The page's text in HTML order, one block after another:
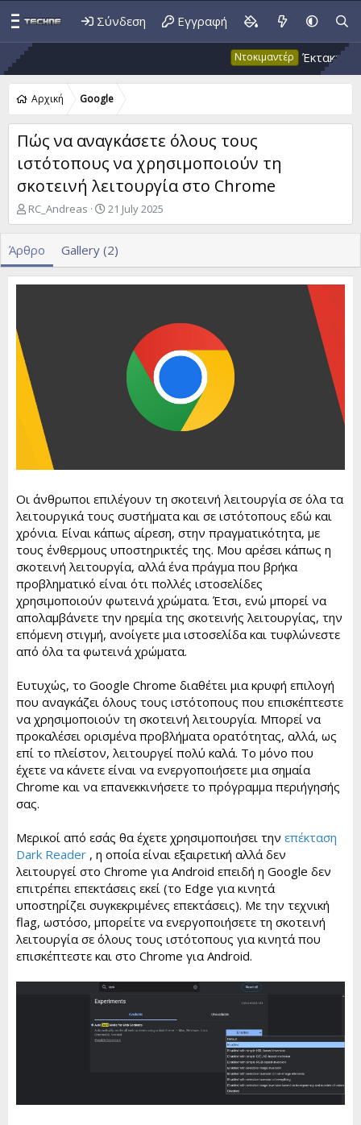
Σύνδεση Εγγραφή
Ντοκιμαντέρ Έκτακτο 53:
Αρχική Google
Πώς να αναγκάσετε όλους τους
ιστότοπους να χρησιμοποιούν τη
σκοτεινή λειτουργία στο Chrome
A
u
h
o
r
RC_Andreas
P
u
l
i
s
21 July 2025
Άρθρο Gallery (2)
Οι άνθρωποι επιλέγουν τη σκοτεινή λειτουργία σε όλα τα
λειτουργικά τους συστήματα και σε ιστότοπους εδώ και
χρόνια. Είναι κάπως αίρεση, στην πραγματικότητα, με
τους ένθερμους υποστηρικτές της. Μου αρέσει κάπως η
σκοτεινή λειτουργία, αλλά ένα πράγμα που βρήκα
προβληματικό είναι ότι πολλές ιστοσελίδες
χρησιμοποιούν φωτεινά χρώματα. Έτσι, ενώ μπορεί να
απολαμβάνετε την ηρεμία της σκοτεινής λειτουργίας, την
επόμενη στιγμή, ανοίγετε μια ιστοσελίδα και τυφλώνεστε
από όλα τα φωτεινά χρώματα.
Ευτυχώς, το Google Chrome διαθέτει μια κρυφή επιλογή
που αναγκάζει όλους τους ιστότοπους που επισκέπτεστε
να χρησιμοποιούν τη σκοτεινή λειτουργία. Μπορεί να
προκαλέσει ορισμένα προβλήματα ορατότητας, αλλά, ως
επί το πλείστον, λειτουργεί πολύ καλά. Το μόνο που
έχετε να κάνετε είναι να ενεργοποιήσετε μια σημαία
Chrome και να επανεκκινήσετε το πρόγραμμα περιήγησής
σας.
Μερικοί από εσάς θα έχετε χρησιμοποιήσει την επέκταση
Dark Reader , η οποία είναι εξαιρετική αλλά δεν
λειτουργεί στο Chrome για Android επειδή η Google δεν
επιτρέπει επεκτάσεις εκεί (το Edge για κινητά
υποστηρίζει συγκεκριμένες επεκτάσεις). Με την τεχνική
flag, ωστόσο, μπορείτε να ενεργοποιήσετε τη σκοτεινή
λειτουργία σε όλους τους ιστότοπους για κινητά που
επισκέπτεστε και στο Chrome για Android.